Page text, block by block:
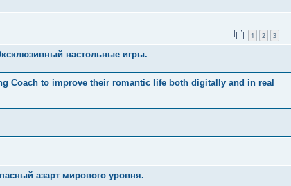
1 2 3
настольные игры.
Coach to improve their romantic life both digitally and in real
азарт мирового уровня.